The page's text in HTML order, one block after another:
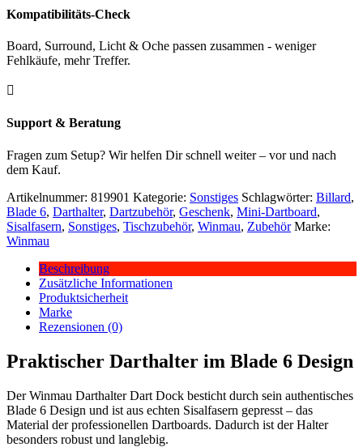
Kompatibilitäts-Check
Board, Surround, Licht & Oche passen zusammen - weniger
Fehlkäufe, mehr Treffer.

Support & Beratung
Fragen zum Setup? Wir helfen Dir schnell weiter – vor und nach
dem Kauf.
Artikelnummer: 819901 Kategorie: Sonstiges Schlagwörter: Billard,
Blade 6, Darthalter, Dartzubehör, Geschenk, Mini-Dartboard,
Sisalfasern, Sonstiges, Tischzubehör, Winmau, Zubehör Marke:
Winmau
Beschreibung
Zusätzliche Informationen
Produktsicherheit
Marke
Rezensionen (0)
Praktischer Darthalter im Blade 6 Design
Der Winmau Darthalter Dart Dock besticht durch sein authentisches
Blade 6 Design und ist aus echten Sisalfasern gepresst – das
Material der professionellen Dartboards. Dadurch ist der Halter
besonders robust und langlebig.